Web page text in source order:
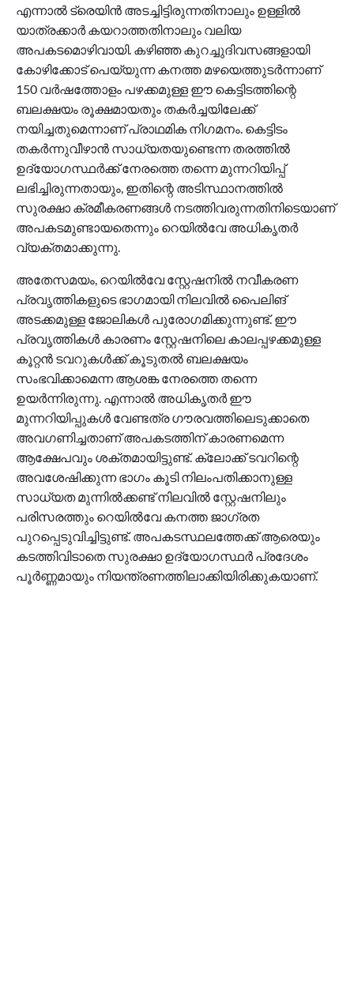
എന്നാല്‍ ട്രെയിന്‍ അടച്ചിട്ടിരുന്നതിനാലും ഉള്ളില്‍
യാത്രക്കാര്‍ കയറാത്തതിനാലും വലിയ
അപകടമൊഴിവായി. കഴിഞ്ഞ കുറച്ചുദിവസങ്ങളായി
കോഴിക്കോട് പെയ്യുന്ന കനത്ത മഴയെത്തുടര്‍ന്നാണ്
150 വര്‍ഷത്തോളം പഴക്കമുള്ള ഈ കെട്ടിടത്തിന്റെ
ബലക്ഷയം രൂക്ഷമായതും തകര്‍ച്ചയിലേക്ക്
നയിച്ചതുമെന്നാണ് പ്രാഥമിക നിഗമനം. കെട്ടിടം
തകര്‍ന്നുവീഴാന്‍ സാധ്യതയുണ്ടെന്ന തരത്തില്‍
ഉദ്യോഗസ്ഥര്‍ക്ക് നേരത്തെ തന്നെ മുന്നറിയിപ്പ്
ലഭിച്ചിരുന്നതായും, ഇതിന്റെ അടിസ്ഥാനത്തില്‍
സുരക്ഷാ ക്രമീകരണങ്ങള്‍ നടത്തിവരുന്നതിനിടെയാണ്
അപകടമുണ്ടായതെന്നും റെയില്‍വേ അധികൃതര്‍
വ്യക്തമാക്കുന്നു.
അതേസമയം, റെയില്‍വേ സ്റ്റേഷനില്‍ നവീകരണ
പ്രവൃത്തികളുടെ ഭാഗമായി നിലവില്‍ പൈലിങ്
അടക്കമുള്ള ജോലികള്‍ പുരോഗമിക്കുന്നുണ്ട്. ഈ
പ്രവൃത്തികള്‍ കാരണം സ്റ്റേഷനിലെ കാലപ്പഴക്കമുള്ള
കൂറ്റന്‍ ടവറുകള്‍ക്ക് കൂടുതല്‍ ബലക്ഷയം
സംഭവിക്കാമെന്ന ആശങ്ക നേരത്തെ തന്നെ
ഉയര്‍ന്നിരുന്നു. എന്നാല്‍ അധികൃതര്‍ ഈ
മുന്നറിയിപ്പുകള്‍ വേണ്ടത്ര ഗൗരവത്തിലെടുക്കാതെ
അവഗണിച്ചതാണ് അപകടത്തിന് കാരണമെന്ന
ആക്ഷേപവും ശക്തമായിട്ടുണ്ട്. ക്ലോക്ക് ടവറിന്റെ
അവശേഷിക്കുന്ന ഭാഗം കൂടി നിലംപതിക്കാനുള്ള
സാധ്യത മുന്നില്‍ക്കണ്ട് നിലവില്‍ സ്റ്റേഷനിലും
പരിസരത്തും റെയില്‍വേ കനത്ത ജാഗ്രത
പുറപ്പെടുവിച്ചിട്ടുണ്ട്. അപകടസ്ഥലത്തേക്ക് ആരെയും
കടത്തിവിടാതെ സുരക്ഷാ ഉദ്യോഗസ്ഥര്‍ പ്രദേശം
പൂര്‍ണ്ണമായും നിയന്ത്രണത്തിലാക്കിയിരിക്കുകയാണ്.